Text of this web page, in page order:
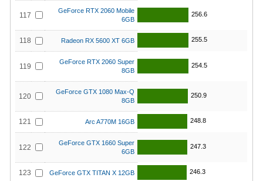
117
GeForce RTX 2060 Mobile
6GB
256.6
118 Radeon RX 5600 XT 6GB 255.5
119
GeForce RTX 2060 Super
8GB
254.5
120
GeForce GTX 1080 Max-Q
8GB
250.9
121 Arc A770M 16GB 248.8
122
GeForce GTX 1660 Super
6GB
247.3
123 GeForce GTX TITAN X 12GB 246.3